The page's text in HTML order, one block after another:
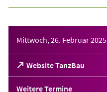
Mittwoch, 26. Februar 2025
Website TanzBau
(Öffnet
in
einem
Weitere Termine